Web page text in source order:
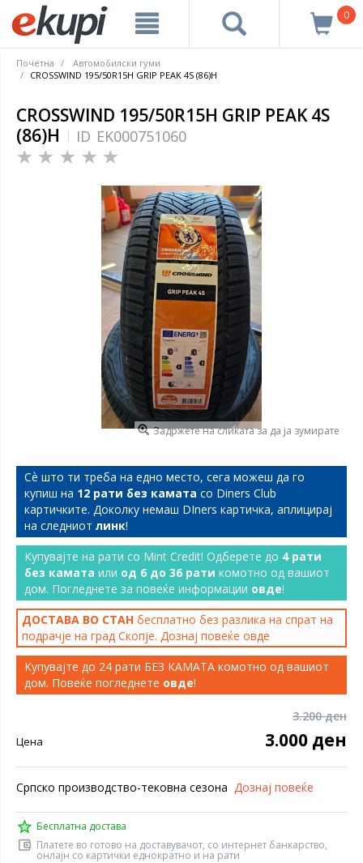
0
Почетна
Автомобилски гуми
CROSSWIND 195/50R15H GRIP PEAK 4S (86)H
CROSSWIND 195/50R15H GRIP PEAK 4S
(86)H
ID EK000751060
Задржете на сликата за да ја зумирате
Сѐ што ти треба на едно место, сега можеш да го
купиш на 12 рати без камата со Diners Club
картичките. Доколку немаш DIners картичка, аплицирај
на следниот линк!
Купувајте на рати со Mint Credit! Одберете до 4 рати
без камата или од 6 до 36 рати комотно од вашиот
дом. Погледнете за повеќе информации овде!
ДОСТАВА ВО СТАН бесплатно без разлика на спрат на
подрачје на град Скопје. Дознај повеќе овде
Купувајте до 24 рати БЕЗ КАМАТА комотно од вашиот
дом. Повеќе погледнете овде!
3.200 ден
Цена 3.000 ден
Српско производство-тековна сезона Дознај повеќе
Бесплатна достава
Платете во готово на доставувачот, со интернет банкарство,
онлајн со картички еднократно и на рати